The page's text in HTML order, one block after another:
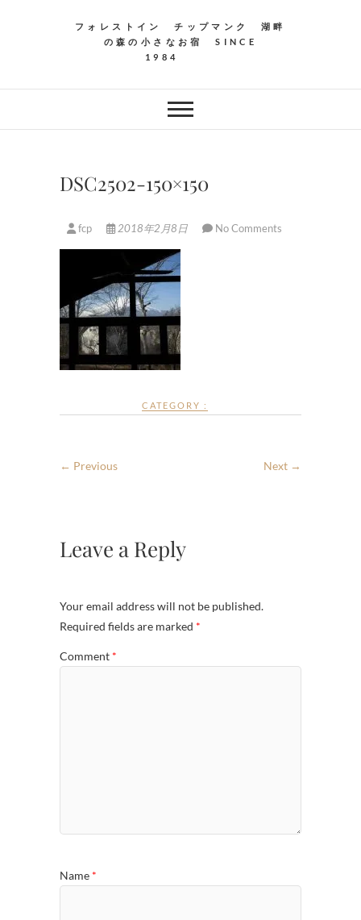
フォレストイン チップマンク 湖畔
の森の小さなお宿 SINCE
1984
DSC2502-150×150
fcp 2018年2月8日 No Comments
CATEGORY :
← Previous Next →
Leave a Reply
Your email address will not be published.
Required fields are marked *
Comment *
Name *